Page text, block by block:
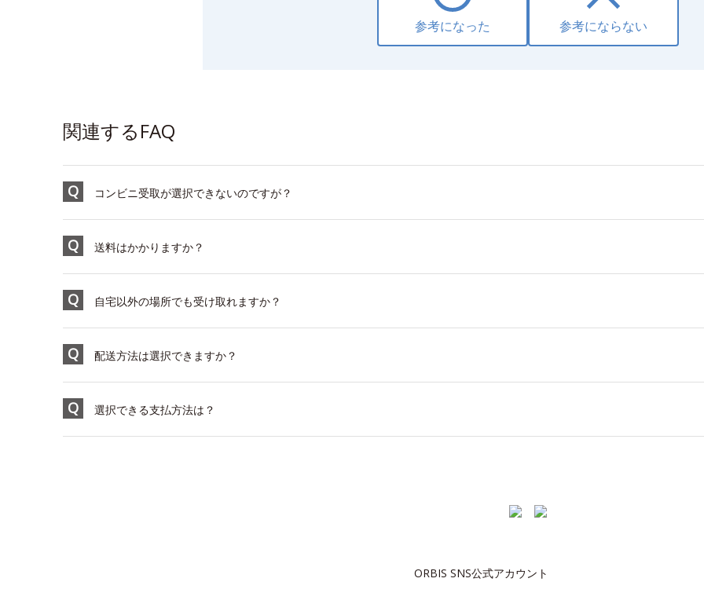
参考になった 参考にならない
関連するFAQ
コンビニ受取が選択できないのですが？
送料はかかりますか？
自宅以外の場所でも受け取れますか？
配送方法は選択できますか？
選択できる支払方法は？
ORBIS SNS公式アカウント